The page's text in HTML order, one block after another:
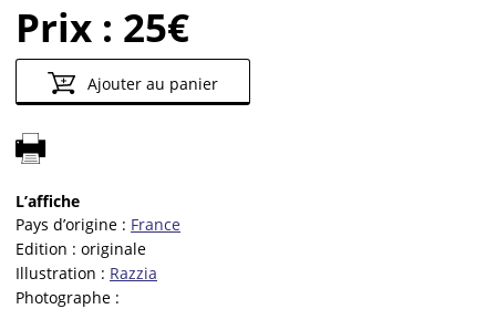
Prix : 25€
Ajouter au panier
L’affiche
Pays d’origine : France
Edition : originale
Illustration : Razzia
Photographe :